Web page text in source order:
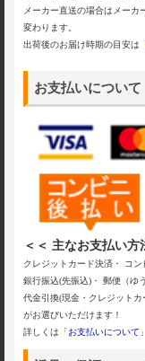
メーカー直送の場合はメーカ
変わります。
出荷後のお届け時期の目安は
お支払いについて
＜＜ 主なお支払い方
クレジットカード決済・ コン
銀行振込(先振込)・ 郵便（ゆ
代金引換(現金・クレジットカ
がお選びいただけます！
詳しくは「お支払いについて 」